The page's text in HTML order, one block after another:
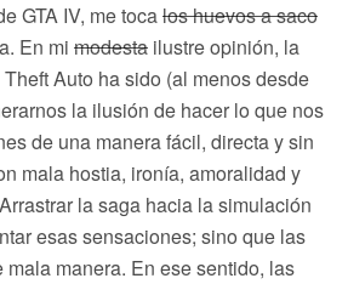
GTA IV, me tocalos huevos a saco
En mi modesta ilustre opinión, la
Auto ha sido (al menos desde
la ilusión de hacer lo que nos
de una manera fácil, directa y sin
mala hostia, ironía, amoralidad y
la saga hacia la simulación
esas sensaciones; sino que las
mala manera. En ese sentido, las